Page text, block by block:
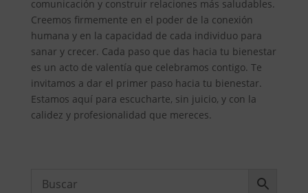
comunicación y construir relaciones más saludables.
Creemos firmemente en el poder de la conexión
humana y en la capacidad de cada individuo para
sanar y crecer. Cada paso que das hacia tu bienestar
es un acto de valentía que celebramos contigo. Te
invitamos a dar el primer paso hacia tu bienestar.
Estamos aquí para escucharte, sin juicio, y con la
calidez y profesionalidad que mereces.